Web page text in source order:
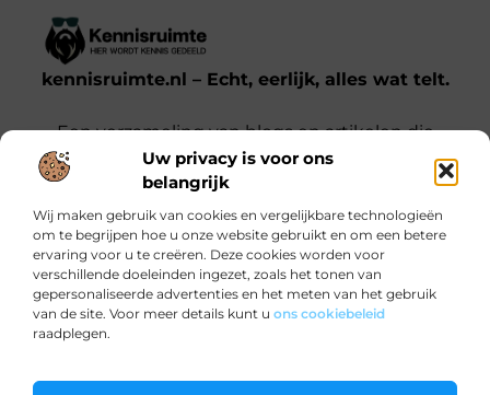
Uw privacy is voor ons
belangrijk
Wij maken gebruik van cookies en vergelijkbare technologieën
om te begrijpen hoe u onze website gebruikt en om een betere
ervaring voor u te creëren. Deze cookies worden voor
verschillende doeleinden ingezet, zoals het tonen van
gepersonaliseerde advertenties en het meten van het gebruik
van de site. Voor meer details kunt u ons cookiebeleid
raadplegen.
kennisruimte.nl – Echt, eerlijk, alles wat telt.
Een verzameling van blogs en artikelen die
een breed scala aan onderwerpen uit het
dagelijks leven behandelen.
Onze informatie
Bericht categorie